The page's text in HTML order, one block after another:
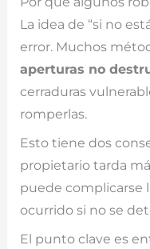
La idea de “si no
error. Muchos
aperturas no
cerraduras
romperlas.
Esto tiene dos
propietario tarda
puede complicarse
ocurrido si no se
El punto clave es